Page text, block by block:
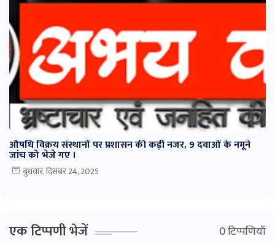
औषधि विक्रय संस्थानों पर प्रशासन की कड़ी नजर, 9 दवाओं के नमूने
जांच को भेजे गए ।
बुधवार, दिसंबर 24, 2025
एक टिप्पणी भेजें
0 टिप्पणियाँ